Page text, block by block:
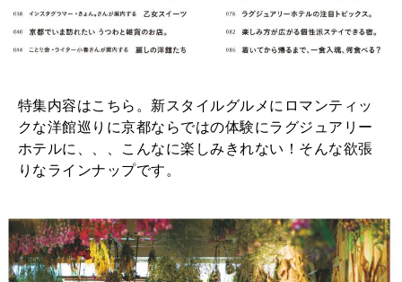
2026年8月号『お茶の時間です。』
2026年7月号「鎌倉 ローカルが 教えてくれた 本当の歩き方。」
2026年6月号「大銀座 トレンドが生まれる 新しい一流店へ。」
2026年5月号「“大好き”に出会いに。韓国」
2026年4月号「未来をつくる、学びの教科書。」
2026年3月号「スイーツ予想図 2026」
2026年2月号「良運を掴む 新・開運術。」
MAGAZINE MOOK
FOLLOW US!
特集内容はこちら。新スタイルグルメにロマンティッ
クな洋館巡りに京都ならではの体験にラグジュアリー
ホテルに、、、こんなに楽しみきれない！そんな欲張
りなラインナップです。